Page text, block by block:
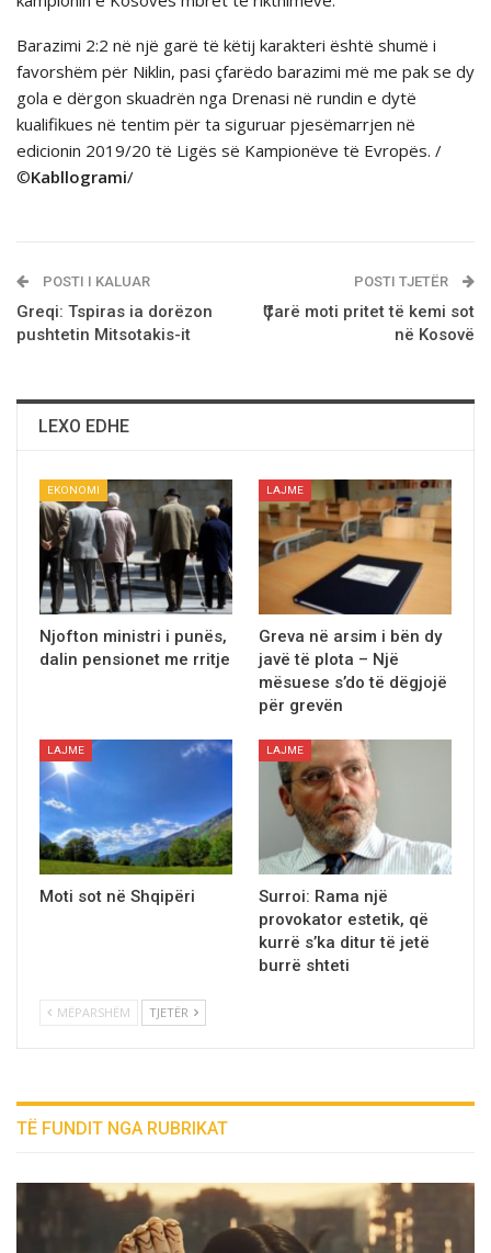
Barazimi 2:2 në një garë të këtij karakteri është shumë i
favorshëm për Niklin, pasi çfarëdo barazimi më me pak se dy
gola e dërgon skuadrën nga Drenasi në rundin e dytë
kualifikues në tentim për ta siguruar pjesëmarrjen në
edicionin 2019/20 të Ligës së Kampionëve të Evropës. /
©Kabllogrami/
POSTI I KALUAR
Greqi: Tspiras ia dorëzon
pushtetin Mitsotakis-it
POSTI TJETËR
Ҫ’farë moti pritet të kemi sot
në Kosovë
LEXO EDHE
EKONOMI
Njofton ministri i punës,
dalin pensionet me rritje
LAJME
Greva në arsim i bën dy
javë të plota – Një
mësuese s’do të dëgjojë
për grevën
LAJME
Moti sot në Shqipëri
LAJME
Surroi: Rama një
provokator estetik, që
kurrë s’ka ditur të jetë
burrë shteti
MËPARSHËM TJETËR
TË FUNDIT NGA RUBRIKAT